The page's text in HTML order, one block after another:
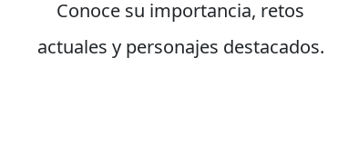
Conoce su importancia, retos
actuales y personajes destacados.